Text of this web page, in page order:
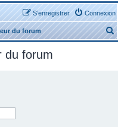
Connexion
S’enregistrer
du forum
e
du forum